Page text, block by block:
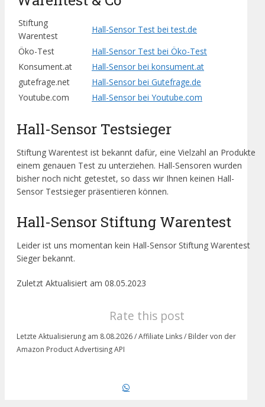
Stiftung
Warentest
Hall-Sensor Test bei test.de
Öko-Test
Hall-Sensor Test bei Öko-Test
Konsument.at
Hall-Sensor bei konsument.at
gutefrage.net
Hall-Sensor bei Gutefrage.de
Youtube.com
Hall-Sensor bei Youtube.com
Hall-Sensor Testsieger
Stiftung Warentest ist bekannt dafür, eine Vielzahl an Produkte
einem genauen Test zu unterziehen. Hall-Sensoren wurden
bisher noch nicht getestet, so dass wir Ihnen keinen Hall-
Sensor Testsieger präsentieren können.
Hall-Sensor Stiftung Warentest
Leider ist uns momentan kein Hall-Sensor Stiftung Warentest
Sieger bekannt.
Zuletzt Aktualisiert am 08.05.2023
Rate this post
Letzte Aktualisierung am 8.08.2026 / Affiliate Links / Bilder von der
Amazon Product Advertising API